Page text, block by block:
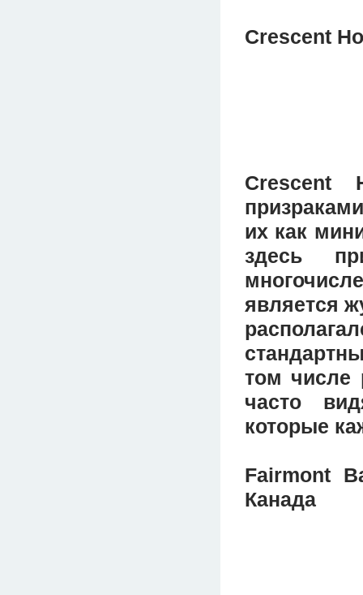
Crescent
Crescent
их как
здесь
является
том числе
часто
которые
Fairmont
Канада